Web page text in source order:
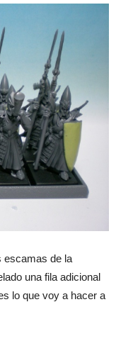
escamas de la
una fila adicional
lo que voy a hacer a